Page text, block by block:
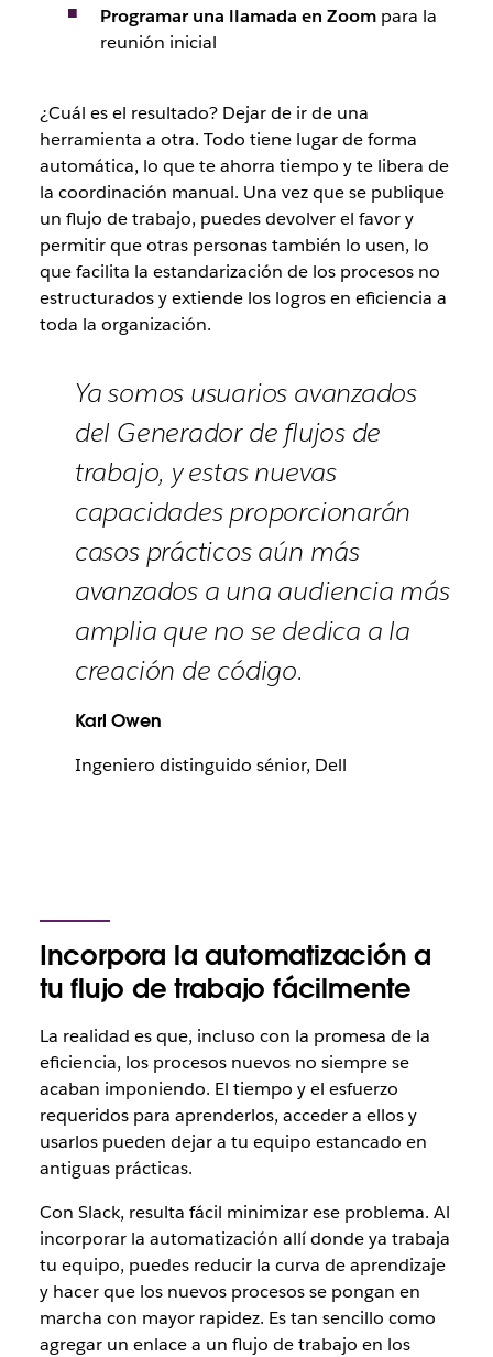
Programar una llamada en Zoom para la
reunión inicial
¿Cuál es el resultado? Dejar de ir de una
herramienta a otra. Todo tiene lugar de forma
automática, lo que te ahorra tiempo y te libera de
la coordinación manual. Una vez que se publique
un flujo de trabajo, puedes devolver el favor y
permitir que otras personas también lo usen, lo
que facilita la estandarización de los procesos no
estructurados y extiende los logros en eficiencia a
toda la organización.
Ya somos usuarios avanzados
del Generador de flujos de
trabajo, y estas nuevas
capacidades proporcionarán
casos prácticos aún más
avanzados a una audiencia más
amplia que no se dedica a la
creación de código.
Karl Owen
Ingeniero distinguido sénior, Dell
Incorpora la automatización a
tu flujo de trabajo fácilmente
La realidad es que, incluso con la promesa de la
eficiencia, los procesos nuevos no siempre se
acaban imponiendo. El tiempo y el esfuerzo
requeridos para aprenderlos, acceder a ellos y
usarlos pueden dejar a tu equipo estancado en
antiguas prácticas.
Con Slack, resulta fácil minimizar ese problema. Al
incorporar la automatización allí donde ya trabaja
tu equipo, puedes reducir la curva de aprendizaje
y hacer que los nuevos procesos se pongan en
marcha con mayor rapidez. Es tan sencillo como
agregar un enlace a un flujo de trabajo en los